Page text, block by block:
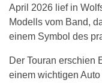
April 2026 lief in
Modells vom Band,
einem Symbol des
Der Touran erschien
einem wichtigen